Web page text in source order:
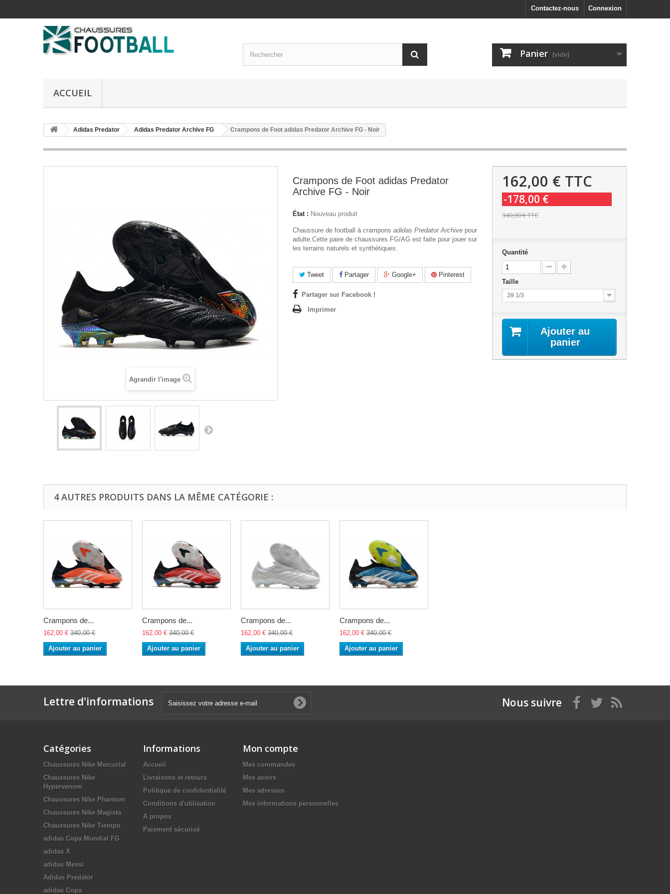
Connexion
Contactez-nous
Panier (vide)
ACCUEIL
Adidas Predator Adidas Predator Archive FG Crampons de Foot adidas Predator Archive FG - Noir
Agrandir l'image
Crampons de Foot adidas Predator
Archive FG - Noir
État : Nouveau produit
Chaussure de football à crampons adidas Predator Archive pour
adulte.Cette paire de chaussures FG/AG est faite pour jouer sur
les terrains naturels et synthétiques.
Tweet Partager Google+ Pinterest
Partager sur Facebook !
Imprimer
162,00 € TTC
-178,00 €
340,00 €TTC
Quantité
Taille
39 1/3
Ajouter au
panier
4 AUTRES PRODUITS DANS LA MÊME CATÉGORIE :
Crampons de...
162,00 € 340,00 €
Ajouter au panier
Crampons de...
162,00 € 340,00 €
Ajouter au panier
Crampons de...
162,00 € 340,00 €
Ajouter au panier
Crampons de...
162,00 € 340,00 €
Ajouter au panier
Lettre d'informations Nous suivre
Catégories
Chaussures Nike Mercurial
Chaussures Nike
Hypervenom
Chaussures Nike Phantom
Chaussures Nike Magista
Chaussures Nike Tiempo
adidas Copa Mundial FG
adidas X
adidas Messi
Adidas Predator
adidas Copa
Informations
Accueil
Livraisons et retours
Politique de confidentialité
Conditions d'utilisation
A propos
Paiement sécurisé
Mon compte
Mes commandes
Mes avoirs
Mes adresses
Mes informations personnelles